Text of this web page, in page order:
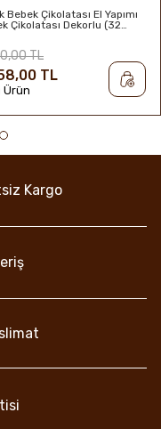
Bebek Çikolatası El Yapımı
Çikolatası Dekorlu (32
TL
TL
Ürün
Kargo